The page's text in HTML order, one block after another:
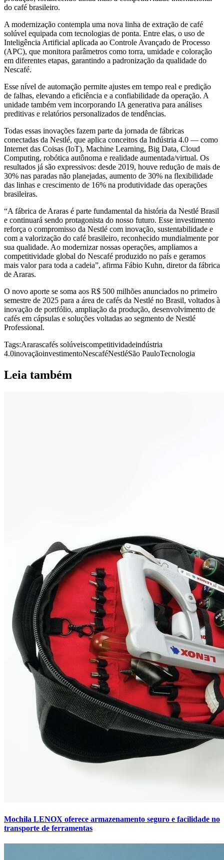
do café brasileiro.
A modernização contempla uma nova linha de extração de café
solúvel equipada com tecnologias de ponta. Entre elas, o uso de
Inteligência Artificial aplicada ao Controle Avançado de Processo
(APC), que monitora parâmetros como torra, umidade e coloração
em diferentes etapas, garantindo a padronização da qualidade do
Nescafé.
Esse nível de automação permite ajustes em tempo real e predição
de falhas, elevando a eficiência e a confiabilidade da operação. A
unidade também vem incorporando IA generativa para análises
preditivas e relatórios personalizados de tendências.
Todas essas inovações fazem parte da jornada de fábricas
conectadas da Nestlé, que aplica conceitos da Indústria 4.0 — como
Internet das Coisas (IoT), Machine Learning, Big Data, Cloud
Computing, robótica autônoma e realidade aumentada/virtual. Os
resultados já são expressivos: desde 2019, houve redução de mais de
30% nas paradas não planejadas, aumento de 30% na flexibilidade
das linhas e crescimento de 16% na produtividade das operações
brasileiras.
“A fábrica de Araras é parte fundamental da história da Nestlé Brasil
e continuará sendo protagonista do nosso futuro. Esse investimento
reforça o compromisso da Nestlé com inovação, sustentabilidade e
com a valorização do café brasileiro, reconhecido mundialmente por
sua qualidade. Ao modernizar nossas operações, ampliamos a
competitividade global do Nescafé produzido no país e geramos
mais valor para toda a cadeia”, afirma Fábio Kuhn, diretor da fábrica
de Araras.
O novo aporte se soma aos R$ 500 milhões anunciados no primeiro
semestre de 2025 para a área de cafés da Nestlé no Brasil, voltados à
inovação de portfólio, ampliação da produção, desenvolvimento de
cafés em cápsulas e soluções voltadas ao segmento de Nestlé
Professional.
Tags:Ararascafés solúveiscompetitividadeindústria
4.0inovaçãoinvestimentoNescaféNestléSão PauloTecnologia
Leia também
Mochila LENOX oferece armazenamento seguro e facilidade no
transporte de ferramentas